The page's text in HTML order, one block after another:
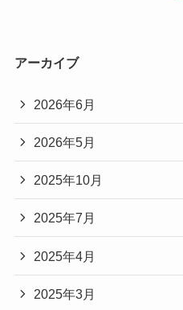
アーカイブ
2026年6月
2026年5月
2025年10月
2025年7月
2025年4月
2025年3月